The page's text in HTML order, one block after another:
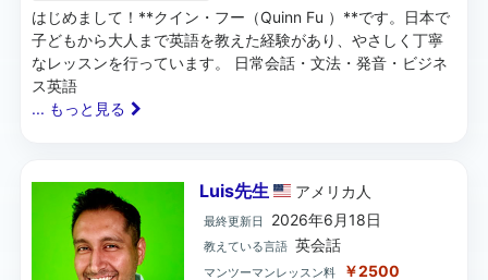
はじめまして！**クイン・フー（Quinn Fu ）**です。日本で
子どもから大人まで英語を教えた経験があり、やさしく丁寧
なレッスンを行っています。 日常会話・文法・発音・ビジネ
ス英語
... もっと見る
Luis先生 アメリカ 人
最終更新日 2026年6月18日
教えている言語 英会話
マンツーマンレッスン料 ￥2500